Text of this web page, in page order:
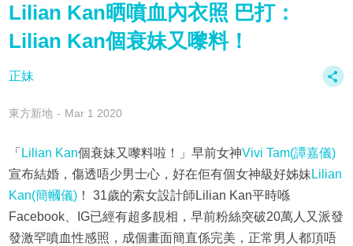
Lilian Kan晒噴血內衣照 巴打：
Lilian Kan個衰妹又嚟料！
正妹
東方新地 Mar 1 2020
「 Lilian Kan個衰妹又嚟料啦！」早前女神Vivi Tam(譚嘉儀)
宣布結婚，傷透唔少男士心，好在佢有個女神級好姊妹 Lilian
Kan(簡幗儀)！ 31歲的索女設計師Lilian Kan平時喺
Facebook、IG已經有超多靚相，早前粉絲突破20萬人又派發
發激罕噴血性感照，成個畫面簡直係完美，正常男人都頂唔